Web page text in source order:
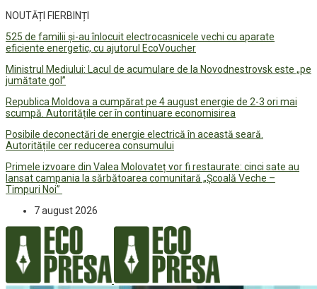
NOUTĂȚI FIERBINȚI
525 de familii și-au înlocuit electrocasnicele vechi cu aparate
eficiente energetic, cu ajutorul EcoVoucher
Ministrul Mediului: Lacul de acumulare de la Novodnestrovsk este „pe
jumătate gol”
Republica Moldova a cumpărat pe 4 august energie de 2-3 ori mai
scumpă. Autoritățile cer în continuare economisirea
Posibile deconectări de energie electrică în această seară.
Autoritățile cer reducerea consumului
Primele izvoare din Valea Molovateț vor fi restaurate: cinci sate au
lansat campania la sărbătoarea comunitară „Școală Veche –
Timpuri Noi”
7 august 2026